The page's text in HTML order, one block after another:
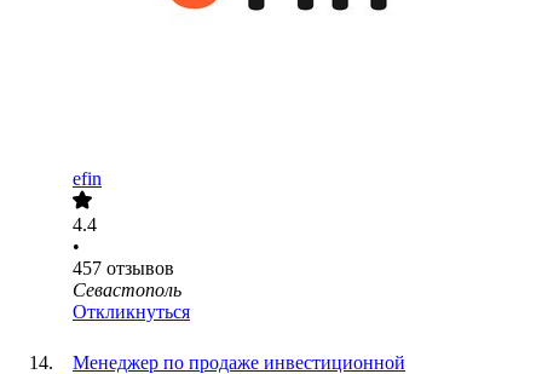
efin
4.4
•
457 отзывов
Севастополь
Откликнуться
Менеджер по продаже инвестиционной